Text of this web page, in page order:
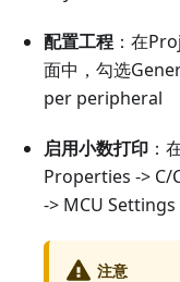
配置工程 ：在
面中，勾选
per peripheral
启用小数打印 ：
Properties -> C/
-> MCU
注意